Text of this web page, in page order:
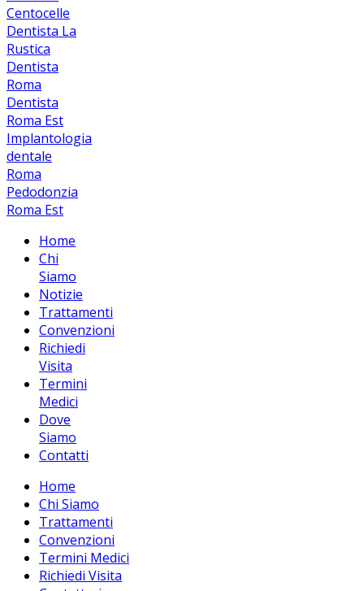
Centocelle
Dentista La
Rustica
Dentista
Roma
Dentista
Roma Est
Implantologia
dentale
Roma
Pedodonzia
Roma Est
Home
Chi
Siamo
Notizie
Trattamenti
Convenzioni
Richiedi
Visita
Termini
Medici
Dove
Siamo
Contatti
Home
Chi Siamo
Trattamenti
Convenzioni
Termini Medici
Richiedi Visita